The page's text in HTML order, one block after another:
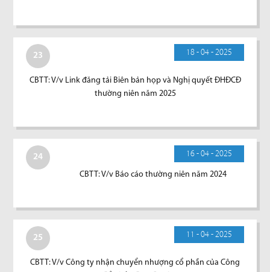
23 18 - 04 - 2025
CBTT: V/v Link đăng tải Biên bản họp và Nghị quyết ĐHĐCĐ
thường niên năm 2025
24 16 - 04 - 2025
CBTT: V/v Báo cáo thường niên năm 2024
25 11 - 04 - 2025
CBTT: V/v Công ty nhận chuyển nhượng cổ phần của Công